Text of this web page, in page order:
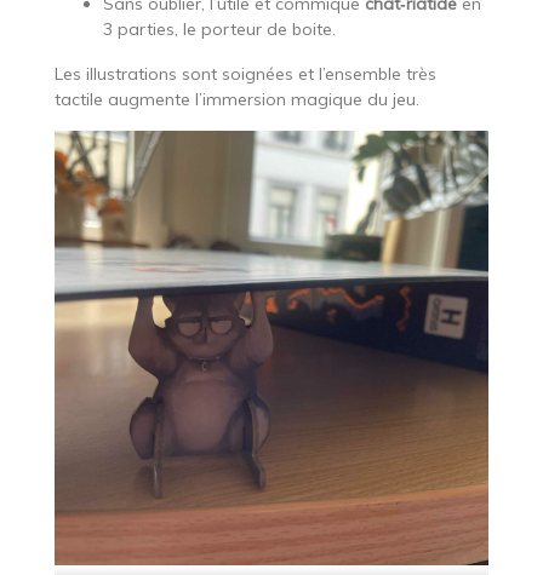
3 parties, le porteur de boite.
Les illustrations sont soignées et l’ensemble très
tactile augmente l’immersion magique du jeu.